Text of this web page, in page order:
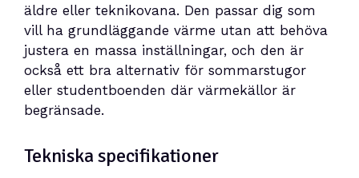
äldre eller teknikovana. Den passar dig som
vill ha grundläggande värme utan att behöva
justera en massa inställningar, och den är
också ett bra alternativ för sommarstugor
eller studentboenden där värmekällor är
begränsade.
Tekniska specifikationer